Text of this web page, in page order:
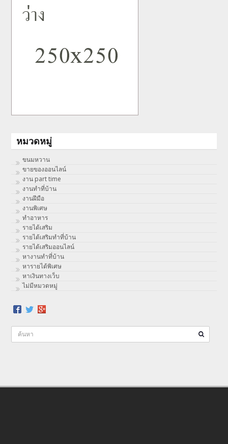
หมวดหมู่
ขนมหวาน
ขายของออนไลน์
งาน part time
งานทําที่บ้าน
งานฝีมือ
งานพิเศษ
ทําอาหาร
รายได้เสริม
รายได้เสริมทำที่บ้าน
รายได้เสริมออนไลน์
หางานทำที่บ้าน
หารายได้พิเศษ
หาเงินทางเว็บ
ไม่มีหมวดหมู่